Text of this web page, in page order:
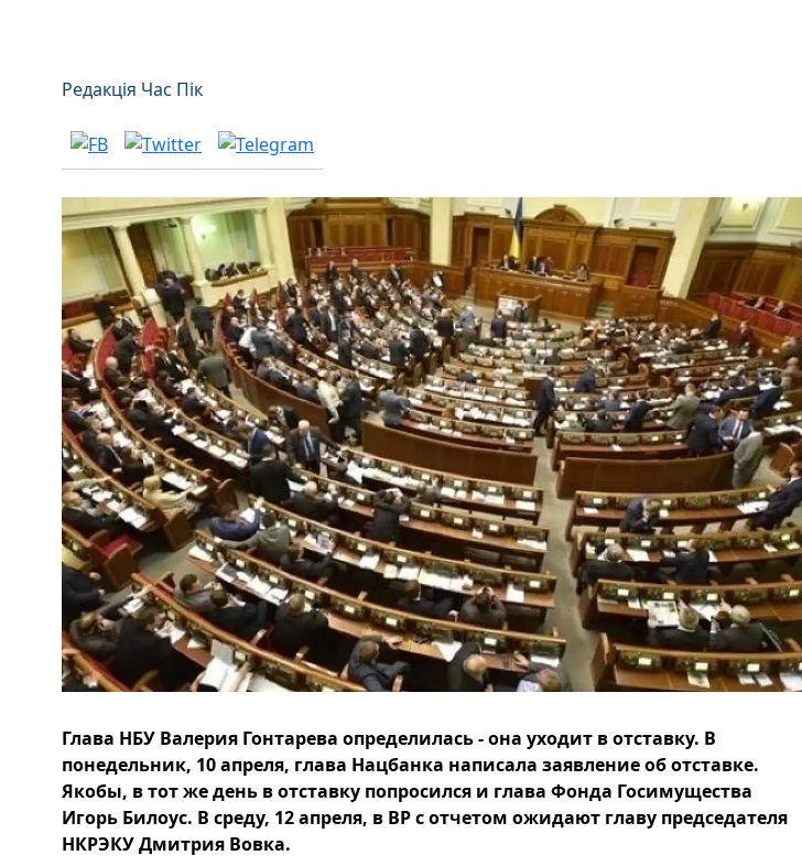
Редакція Час Пік
Глава НБУ Валерия Гонтарева определилась - она уходит в отставку. В
понедельник, 10 апреля, глава Нацбанка написала заявление об отставке.
Якобы, в тот же день в отставку попросился и глава Фонда Госимущества
Игорь Билоус. В среду, 12 апреля, в ВР с отчетом ожидают главу председателя
НКРЭКУ Дмитрия Вовка.